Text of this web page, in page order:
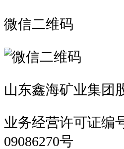
微信二维码
山东鑫海矿业集团
业务经营许可证编
09086270号